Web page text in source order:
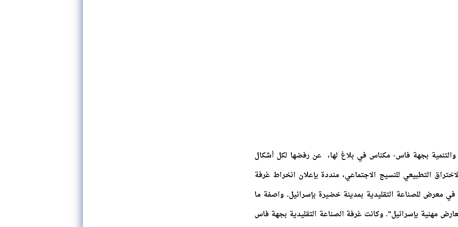
والتنمية بجهة فاس- مكناس في بلاغ لها، عن رفضها لكل أشكال
التطبيعي للنسيج الاجتماعي، منددة بإعلان انخراط غرفة
معرض للصناعة التقليدية بمدينة خضيرة بإسرائيل. واصفة ما
مهنية بإسرائيل”. وكانت غرفة الصناعة التقليدية بجهة فاس